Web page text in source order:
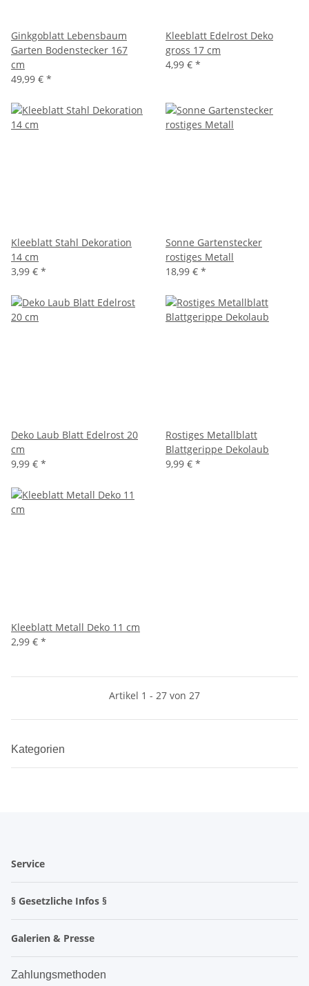
Ginkgoblatt Lebensbaum
Garten Bodenstecker 167
cm
49,99 € *
Kleeblatt Edelrost Deko
gross 17 cm
4,99 € *
Kleeblatt Stahl Dekoration
14 cm
3,99 € *
Sonne Gartenstecker
rostiges Metall
18,99 € *
Deko Laub Blatt Edelrost 20
cm
9,99 € *
Rostiges Metallblatt
Blattgerippe Dekolaub
9,99 € *
Kleeblatt Metall Deko 11 cm
2,99 € *
Artikel 1 - 27 von 27
Kategorien
Service
§ Gesetzliche Infos §
Galerien & Presse
Zahlungsmethoden